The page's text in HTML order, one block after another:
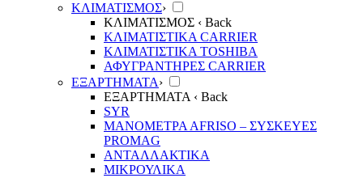
ΚΛΙΜΑΤΙΣΜΟΣ›
ΚΛΙΜΑΤΙΣΜΟΣ ‹ Back
ΚΛΙΜΑΤΙΣΤΙΚΑ CARRIER
ΚΛΙΜΑΤΙΣΤΙΚΑ TOSHIBA
ΑΦΥΓΡΑΝΤΗΡΕΣ CARRIER
ΕΞΑΡΤΗΜΑΤΑ›
ΕΞΑΡΤΗΜΑΤΑ ‹ Back
SYR
ΜΑΝΟΜΕΤΡΑ ΑFRISO – ΣΥΣΚΕΥΕΣ
PROMAG
ΑΝΤΑΛΛΑΚΤΙΚΑ
ΜΙΚΡΟΥΛΙΚΑ